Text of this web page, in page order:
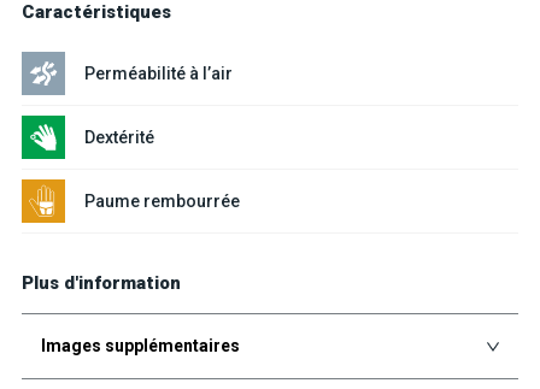
Caractéristiques
Perméabilité à l’air
Dextérité
Paume rembourrée
Plus d'information
Images supplémentaires